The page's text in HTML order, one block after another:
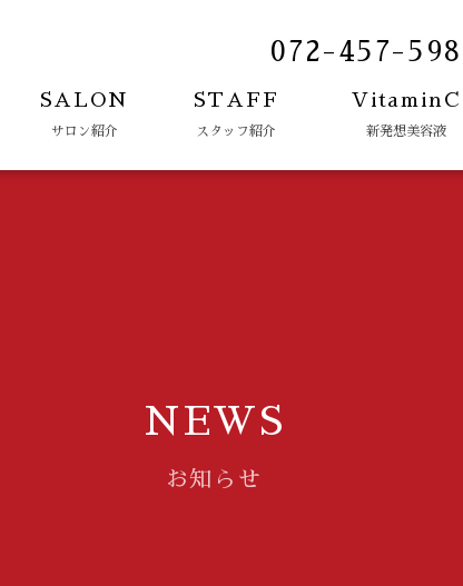
SALON
サロン紹介
STAFF
スタッフ紹介
VitaminC
新発想美容液
072-457-
NEWS
お知らせ